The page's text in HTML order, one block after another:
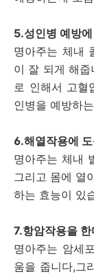
5.성인병 예방
명아주는 체내
이 잘 되게 해줍
로 인해서 고혈
인병을 예방하
6.해열작용에
명아주는 체내
그리고 몸에 열
하는 효능이 있
7.항암작용을 한
명아주는 암세
움을 줍니다,그